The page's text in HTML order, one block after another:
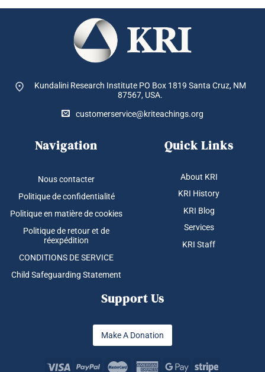
Kundalini Research Institute PO Box 1819 Santa Cruz, NM
87567, USA.
customerservice@kriteachings.org
Navigation
Nous contacter
Politique de confidentialité
Politique en matière de cookies
Politique de retour et de
réexpédition
CONDITIONS DE SERVICE
Child Safeguarding Statement
Quick Links
About KRI
KRI History
KRI Blog
Services
KRI Staff
Support Us
Make A Donation